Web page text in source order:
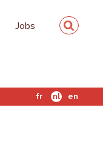
Jobs
fr nl en